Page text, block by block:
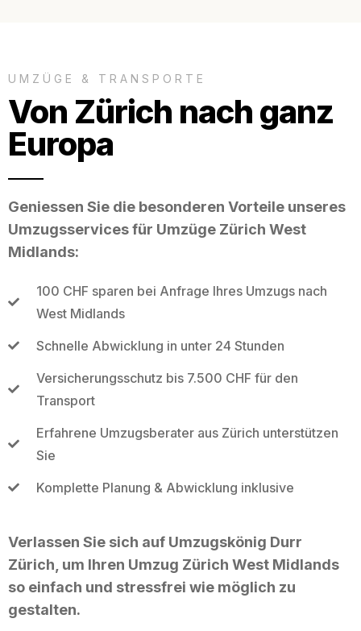
UMZÜGE & TRANSPORTE
Von Zürich nach ganz
Europa
Geniessen Sie die besonderen Vorteile unseres
Umzugsservices für Umzüge Zürich West
Midlands:
100 CHF sparen bei Anfrage Ihres Umzugs nach
West Midlands
Schnelle Abwicklung in unter 24 Stunden
Versicherungsschutz bis 7.500 CHF für den
Transport
Erfahrene Umzugsberater aus Zürich unterstützen
Sie
Komplette Planung & Abwicklung inklusive
Verlassen Sie sich auf Umzugskönig Durr
Zürich, um Ihren Umzug Zürich West Midlands
so einfach und stressfrei wie möglich zu
gestalten.